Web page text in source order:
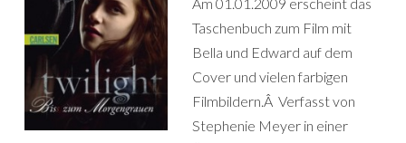
Taschenbuch zum Film mit
Bella und Edward auf dem
Cover und vielen farbigen
Filmbildern.Â Verfasst von
Stephenie Meyer in einer